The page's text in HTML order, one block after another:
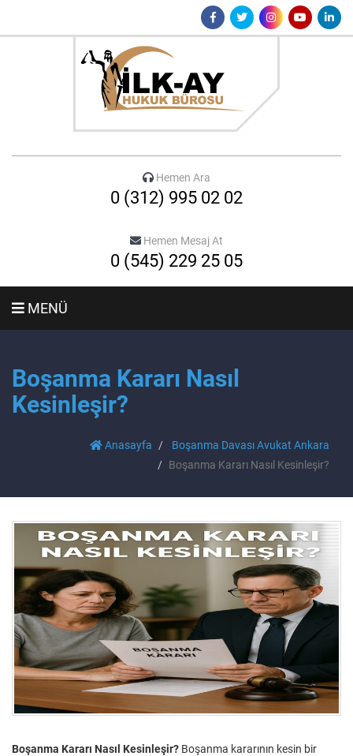
Hemen Ara
0 (312) 995 02 02
Hemen Mesaj At
0 (545) 229 25 05
MENÜ
Boşanma Kararı Nasıl
Kesinleşir?
Anasayfa
Boşanma Davası Avukat Ankara
Boşanma Kararı Nasıl Kesinleşir?
Boşanma Kararı Nasıl Kesinleşir? Boşanma kararının kesin bir